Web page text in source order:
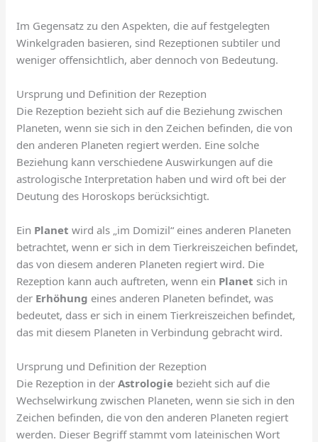
Im Gegensatz zu den Aspekten, die auf festgelegten
Winkelgraden basieren, sind Rezeptionen subtiler und
weniger offensichtlich, aber dennoch von Bedeutung.
Ursprung und Definition der Rezeption
Die Rezeption bezieht sich auf die Beziehung zwischen
Planeten, wenn sie sich in den Zeichen befinden, die von
den anderen Planeten regiert werden. Eine solche
Beziehung kann verschiedene Auswirkungen auf die
astrologische Interpretation haben und wird oft bei der
Deutung des Horoskops berücksichtigt.
Ein Planet wird als „im Domizil“ eines anderen Planeten
betrachtet, wenn er sich in dem Tierkreiszeichen befindet,
das von diesem anderen Planeten regiert wird. Die
Rezeption kann auch auftreten, wenn ein Planet sich in
der Erhöhung eines anderen Planeten befindet, was
bedeutet, dass er sich in einem Tierkreiszeichen befindet,
das mit diesem Planeten in Verbindung gebracht wird.
Ursprung und Definition der Rezeption
Die Rezeption in derAstrologie bezieht sich auf die
Wechselwirkung zwischen Planeten, wenn sie sich in den
Zeichen befinden, die von den anderen Planeten regiert
werden. Dieser Begriff stammt vom lateinischen Wort